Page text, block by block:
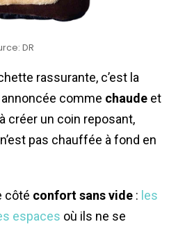
DR
rassurante, c’est la
annoncée comme chaude et
créer un coin reposant,
pas chauffée à fond en
côté confort sans vide : les
espaces où ils ne se